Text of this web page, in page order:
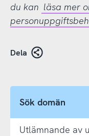
du kan läsa mer
Dela
Sök domän
Utlämnande av